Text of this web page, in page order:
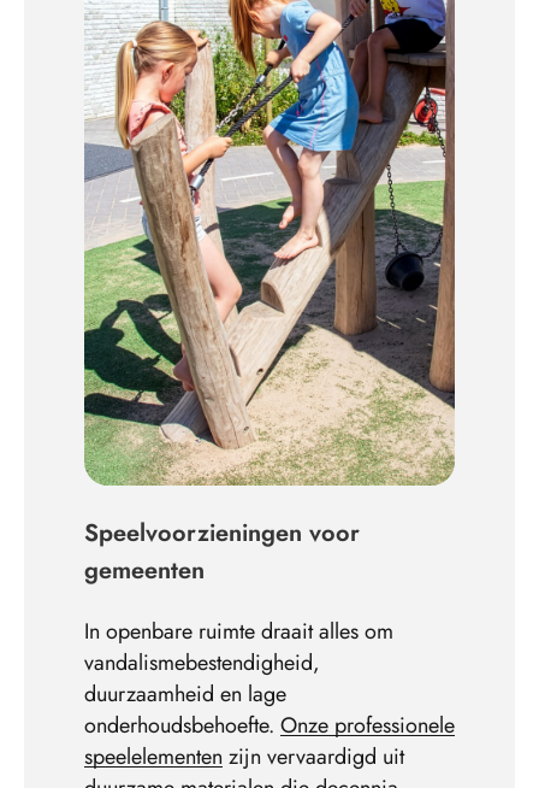
Speelvoorzieningen voor
gemeenten
In openbare ruimte draait alles om
vandalismebestendigheid,
duurzaamheid en lage
onderhoudsbehoefte. Onze professionele
speelelementen zijn vervaardigd uit